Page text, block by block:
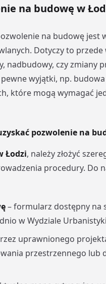
na budowę w
na budowę jest
Dotyczy to
nadbudowy, czy zmiany
wyjątki, np.
które mogą wymagać
pozwolenie na
Łodzi, należy złożyć
procedury. Do
– formularz dostępny na
w Wydziale
uprawnionego
przestrzennego lub